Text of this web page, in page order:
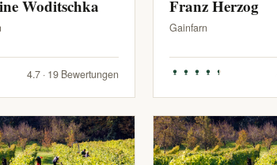
Woditschka
4.7 · 19 Bewertungen
Franz Herzog
Gainfarn